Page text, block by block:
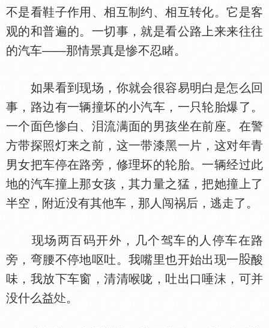
不是看鞋子作用、相互制约、相互转化。它是客
观的和普遍的。一切事，就是看公路上来来往往
的汽车——那情景真是惨不忍睹。
如果看到现场，你就会很容易明白是怎么回
事，路边有一辆撞坏的小汽车，一只轮胎爆了。
一个面
惨白、泪流满面的男孩坐在前座。在警
方带探照灯来之前，这一带漆黑一片，这对年青
男女把车停在路旁，修理坏的轮胎。一辆经过此
地的汽车撞上那女孩，其力量之猛，把她撞上了
半空，附近没有其他车，那人闯祸后，逃走了。
现场两百码开外，几个驾车的人停车在路
旁，弯腰不停地呕吐。我嘴里也开始出现一
酸
味，我放下车窗，清清喉咙，吐出口唾沫，可并
没什么益
。